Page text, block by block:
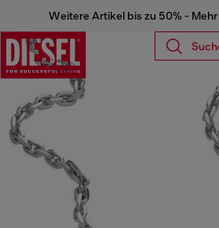
Weitere Artikel bis zu 50% -